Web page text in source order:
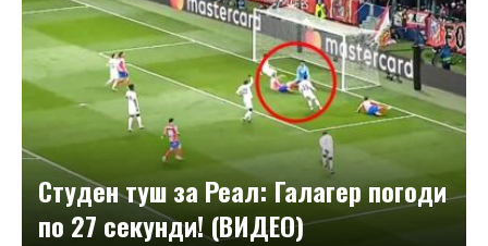
Студен туш за Реал: Галагер погоди
по 27 секунди! (ВИДЕО)